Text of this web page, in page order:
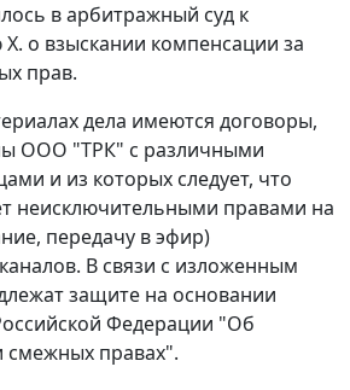
в арбитражный суд к
о взыскании компенсации за
прав.
дела имеются договоры,
ООО "ТРК" с различными
и из которых следует, что
неисключительными правами на
передачу в эфир)
В связи с изложенным
защите на основании
Федерации "Об
смежных правах".